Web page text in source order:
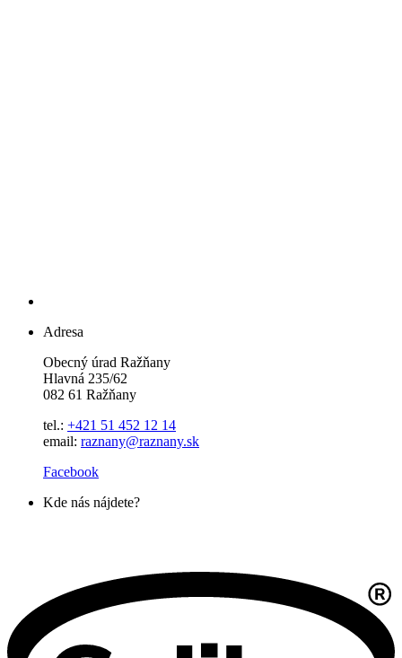
Adresa
Obecný úrad Ražňany
Hlavná 235/62
082 61 Ražňany
tel.: +421 51 452 12 14
email: raznany@raznany.sk
Facebook
Kde nás nájdete?